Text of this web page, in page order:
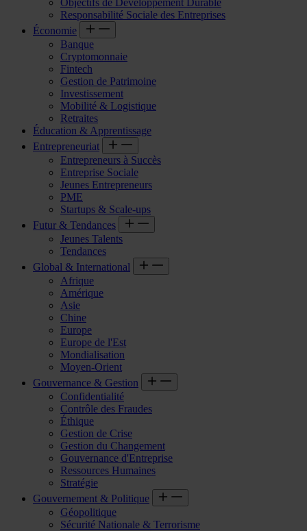
Responsabilité Sociale des Entreprises
Économie
Banque
Cryptomonnaie
Fintech
Gestion de Patrimoine
Investissement
Mobilité & Logistique
Retraites
Éducation & Apprentissage
Entrepreneuriat
Entrepreneurs à Succès
Entreprise Sociale
Jeunes Entrepreneurs
PME
Startups & Scale-ups
Futur & Tendances
Jeunes Talents
Tendances
Global & International
Afrique
Amérique
Asie
Chine
Europe
Europe de l'Est
Mondialisation
Moyen-Orient
Gouvernance & Gestion
Confidentialité
Contrôle des Fraudes
Éthique
Gestion de Crise
Gestion du Changement
Gouvernance d'Entreprise
Ressources Humaines
Stratégie
Gouvernement & Politique
Géopolitique
Sécurité Nationale & Terrorisme